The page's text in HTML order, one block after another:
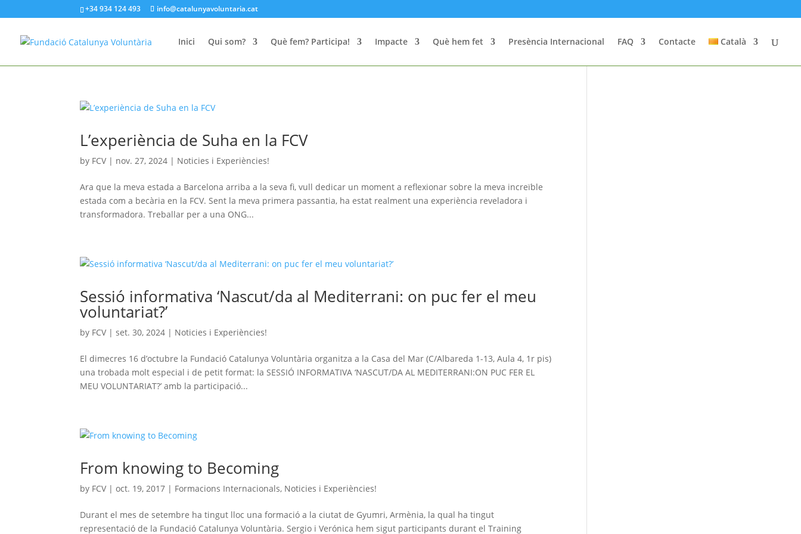
+34 934 124 493 info@catalunyavoluntaria.cat
Inici Qui som? Què fem? Participa! Impacte Què hem fet Presència Internacional FAQ Contacte Català
L’experiència de Suha en la FCV
by FCV | nov. 27, 2024 | Noticies i Experiències!
Ara que la meva estada a Barcelona arriba a la seva fi, vull dedicar un moment a reflexionar sobre la meva increïble
estada com a becària en la FCV. Sent la meva primera passantia, ha estat realment una experiència reveladora i
transformadora. Treballar per a una ONG...
Sessió informativa ‘Nascut/da al Mediterrani: on puc fer el meu
voluntariat?’
by FCV |set. 30, 2024 | Noticies i Experiències!
El dimecres 16 d’octubre la Fundació Catalunya Voluntària organitza a la Casa del Mar (C/Albareda 1-13, Aula 4, 1r pis)
una trobada molt especial i de petit format: la SESSIÓ INFORMATIVA ‘NASCUT/DA AL MEDITERRANI:ON PUC FER EL
MEU VOLUNTARIAT?’ amb la participació...
From knowing to Becoming
by FCV |oct. 19, 2017 | Formacions Internacionals, Noticies i Experiències!
Durant el mes de setembre ha tingut lloc una formació a la ciutat de Gyumri, Armènia, la qual ha tingut
representació de la Fundació Catalunya Voluntària. Sergio i Verónica hem sigut participants durant el Training